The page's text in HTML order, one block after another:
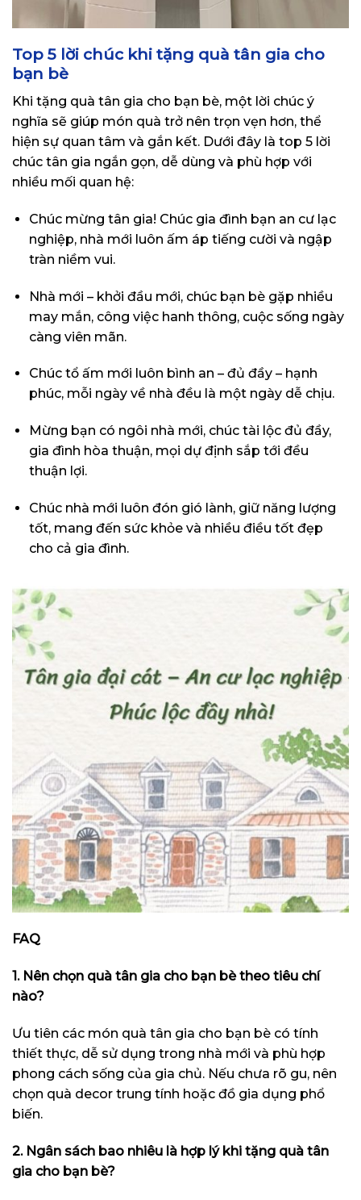
Top 5 lời chúc khi tặng quà tân gia cho
bạn bè
Khi tặng quà tân gia cho bạn bè, một lời chúc ý
nghĩa sẽ giúp món quà trở nên trọn vẹn hơn, thể
hiện sự quan tâm và gắn kết. Dưới đây là top 5 lời
chúc tân gia ngắn gọn, dễ dùng và phù hợp với
nhiều mối quan hệ:
Chúc mừng tân gia! Chúc gia đình bạn an cư lạc
nghiệp, nhà mới luôn ấm áp tiếng cười và ngập
tràn niềm vui.
Nhà mới – khởi đầu mới, chúc bạn bè gặp nhiều
may mắn, công việc hanh thông, cuộc sống ngày
càng viên mãn.
Chúc tổ ấm mới luôn bình an – đủ đầy – hạnh
phúc, mỗi ngày về nhà đều là một ngày dễ chịu.
Mừng bạn có ngôi nhà mới, chúc tài lộc đủ đầy,
gia đình hòa thuận, mọi dự định sắp tới đều
thuận lợi.
Chúc nhà mới luôn đón gió lành, giữ năng lượng
tốt, mang đến sức khỏe và nhiều điều tốt đẹp
cho cả gia đình.
FAQ
1. Nên chọn quà tân gia cho bạn bè theo tiêu chí
nào?
Ưu tiên các món quà tân gia cho bạn bè có tính
thiết thực, dễ sử dụng trong nhà mới và phù hợp
phong cách sống của gia chủ. Nếu chưa rõ gu, nên
chọn quà decor trung tính hoặc đồ gia dụng phổ
biến.
2. Ngân sách bao nhiêu là hợp lý khi tặng quà tân
gia cho bạn bè?